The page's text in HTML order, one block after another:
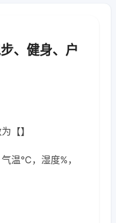
、健身、户
【】
温℃，湿度%，